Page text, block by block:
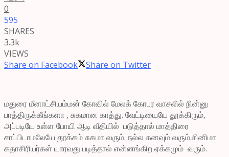
0
595
SHARES
3.3k
VIEWS
Share on Facebook
Share on Twitter
மதுரை மீனாட்சியம்மன் கோவில் மேலக் கோபுர வாசலில் நின்னு
பாத்திருக்கீங்களா , சுகமான காத்து. வேட்டியையே தூக்கிரும்,
அப்படியே உள்ள போயி ஆடி வீதியில் படுத்தால் மாத்திரை
சாப்பிடாமலேயே தூக்கம் சுகமா வரும். நல்ல கனவும் வரும்.சினிமா
கதாசிரியர்கள் யாரவது படித்தால் என்னங்கிற ஏக்கமும் வரும்.